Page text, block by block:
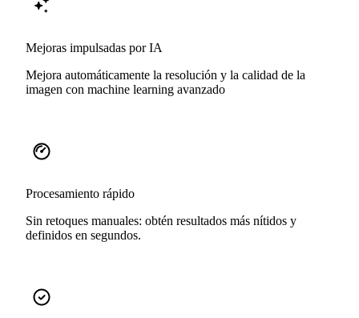
Mejoras impulsadas por IA
Mejora automáticamente la resolución y la calidad de la
imagen con machine learning avanzado
Procesamiento rápido
Sin retoques manuales: obtén resultados más nítidos y
definidos en segundos.